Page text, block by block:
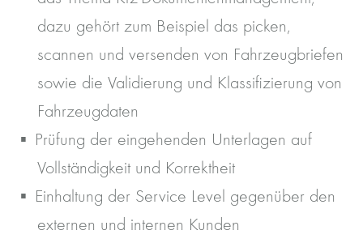
dazu gehört zum Beispiel das picken,
scannen und versenden von Fahrzeugbriefen
sowie die Validierung und Klassifizierung von
Fahrzeugdaten
Prüfung der eingehenden Unterlagen auf
Vollständigkeit und Korrektheit
Einhaltung der Service Level gegenüber den
externen und internen Kunden